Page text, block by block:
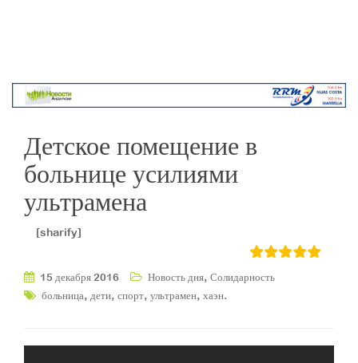
Детское помещение в
больнице усилиями
ультрамена
[sharify]
15 декабря 2016 Новость дня, Солидарность
больница, дети, спорт, ультрамен, хаэн.